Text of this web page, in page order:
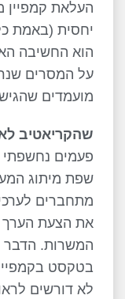
העלאת קמפיין
יחסית (באמת
הוא החשיבה
על המסרים
מועמדים
שהקריאטיב
פעמים
שפת מיתוג
מתחברים
את הצעת הערך
המשרות. הדבר
בטקסט
לא דורשים